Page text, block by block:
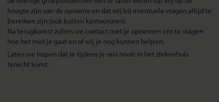
hoogte zijn van de opname en dat wij bij eventuele vragen altijd te
bereiken zijn (ook buiten kantooruren).
Na terugkomst zullen we contact met je opnemen om te vragen
hoe het met je gaat en of wij je nog kunnen helpen.
Laten we hopen dat je tijdens je reis nooit in het ziekenhuis
terecht komt.